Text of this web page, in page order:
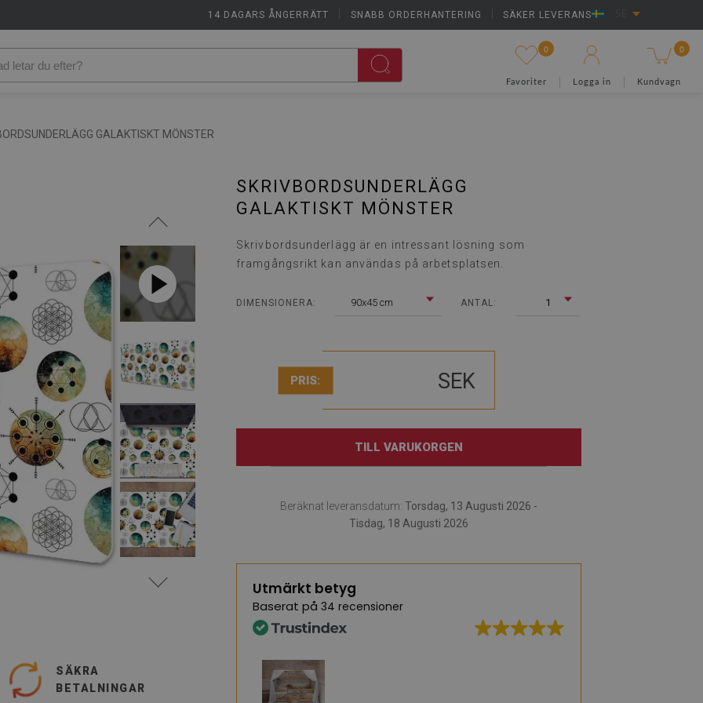
14 DAGARS ÅNGERRÄTT SNABB ORDERHANTERING SÄKER LEVERANS
0
Favoriter Logga in
0
Kundvagn
GALAKTISKT MÖNSTER
SÄKRA
BETALNINGAR
SKRIVBORDSUNDERLÄGG
GALAKTISKT MÖNSTER
Skrivbordsunderlägg är en intressant lösning som
framgångsrikt kan användas på arbetsplatsen.
DIMENSIONERA: 90x45 cm ANTAL: 1
PRIS: SEK
TILL VARUKORGEN
Beräknat leveransdatum: Torsdag, 13 Augusti 2026 -
Tisdag, 18 Augusti 2026
Utmärkt betyg
Baserat på 34 recensioner